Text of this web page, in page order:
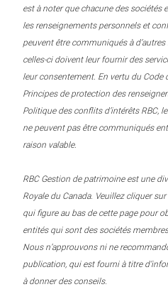
est à noter que chacune des sociétés
les renseignements personnels et
peuvent être communiqués à
celles-ci doivent leur fournir des
leur consentement. En vertu du Code
Principes de protection des
Politique des conflits d’intérêts RBC,
ne peuvent pas être communiqués
raison valable.
RBC Gestion de patrimoine est une
Royale du Canada. Veuillez cliquer
qui figure au bas de cette page pour
entités qui sont des sociétés
Nous n’approuvons ni ne
publication, qui est fourni à titre
à donner des conseils.